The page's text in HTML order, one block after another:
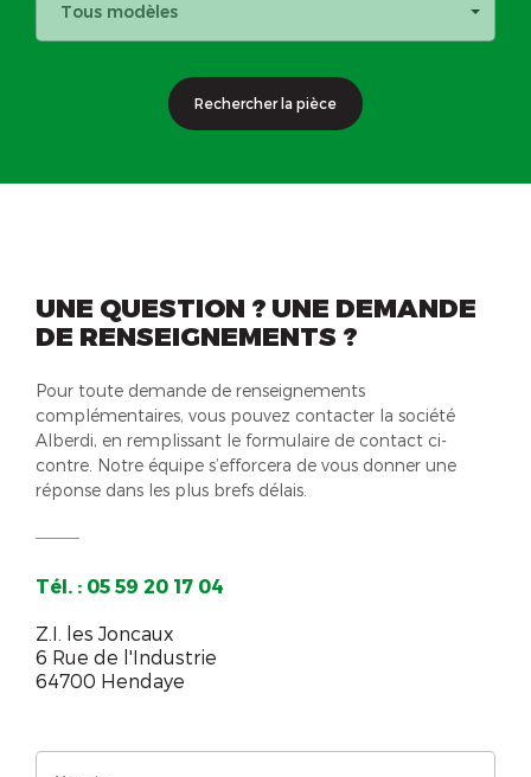
Tous modèles
Rechercher la pièce
UNE QUESTION ? UNE DEMANDE
DE RENSEIGNEMENTS ?
Pour toute demande de renseignements
complémentaires, vous pouvez contacter la société
Alberdi, en remplissant le formulaire de contact ci-
contre. Notre équipe s’efforcera de vous donner une
réponse dans les plus brefs délais.
Tél. : 05 59 20 17 04
Z.I. les Joncaux
6 Rue de l'Industrie
64700 Hendaye